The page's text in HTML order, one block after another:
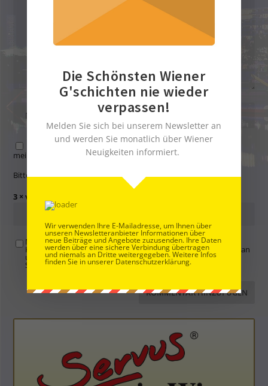
Name, E-Mail-Adresse und Website in diesem Browser für
meinen nächsten Kommentar speichern.
Bitte gib eine Antwort in Ziffern ein:
3 × vier =
Mit der Nutzung dieses Formulars übertragen Sie Ihren
Kommentar, Name, Email und IP-Adresse (und ev. Webseite) an
uns und erklären sich einverstanden, dass diese auf unserem
Server gespeichert werden. SieheDatenschutzbelehrung
Die Schönsten Wiener
G'schichten nie wieder
verpassen!
Melden Sie sich bei unserem Newsletter an
und werden Sie monatlich über Wiener
Neuigkeiten informiert.
Wir verwenden Ihre E-Mailadresse, um Ihnen über
unseren Newsletteranbieter Informationen über
neue Beiträge und Angebote zuzusenden. Ihre Daten
werden über eine sichere Verbindung übertragen
und niemals an Dritte weitergegeben. Weitere Infos
finden Sie in unserer Datenschutzerklärung.